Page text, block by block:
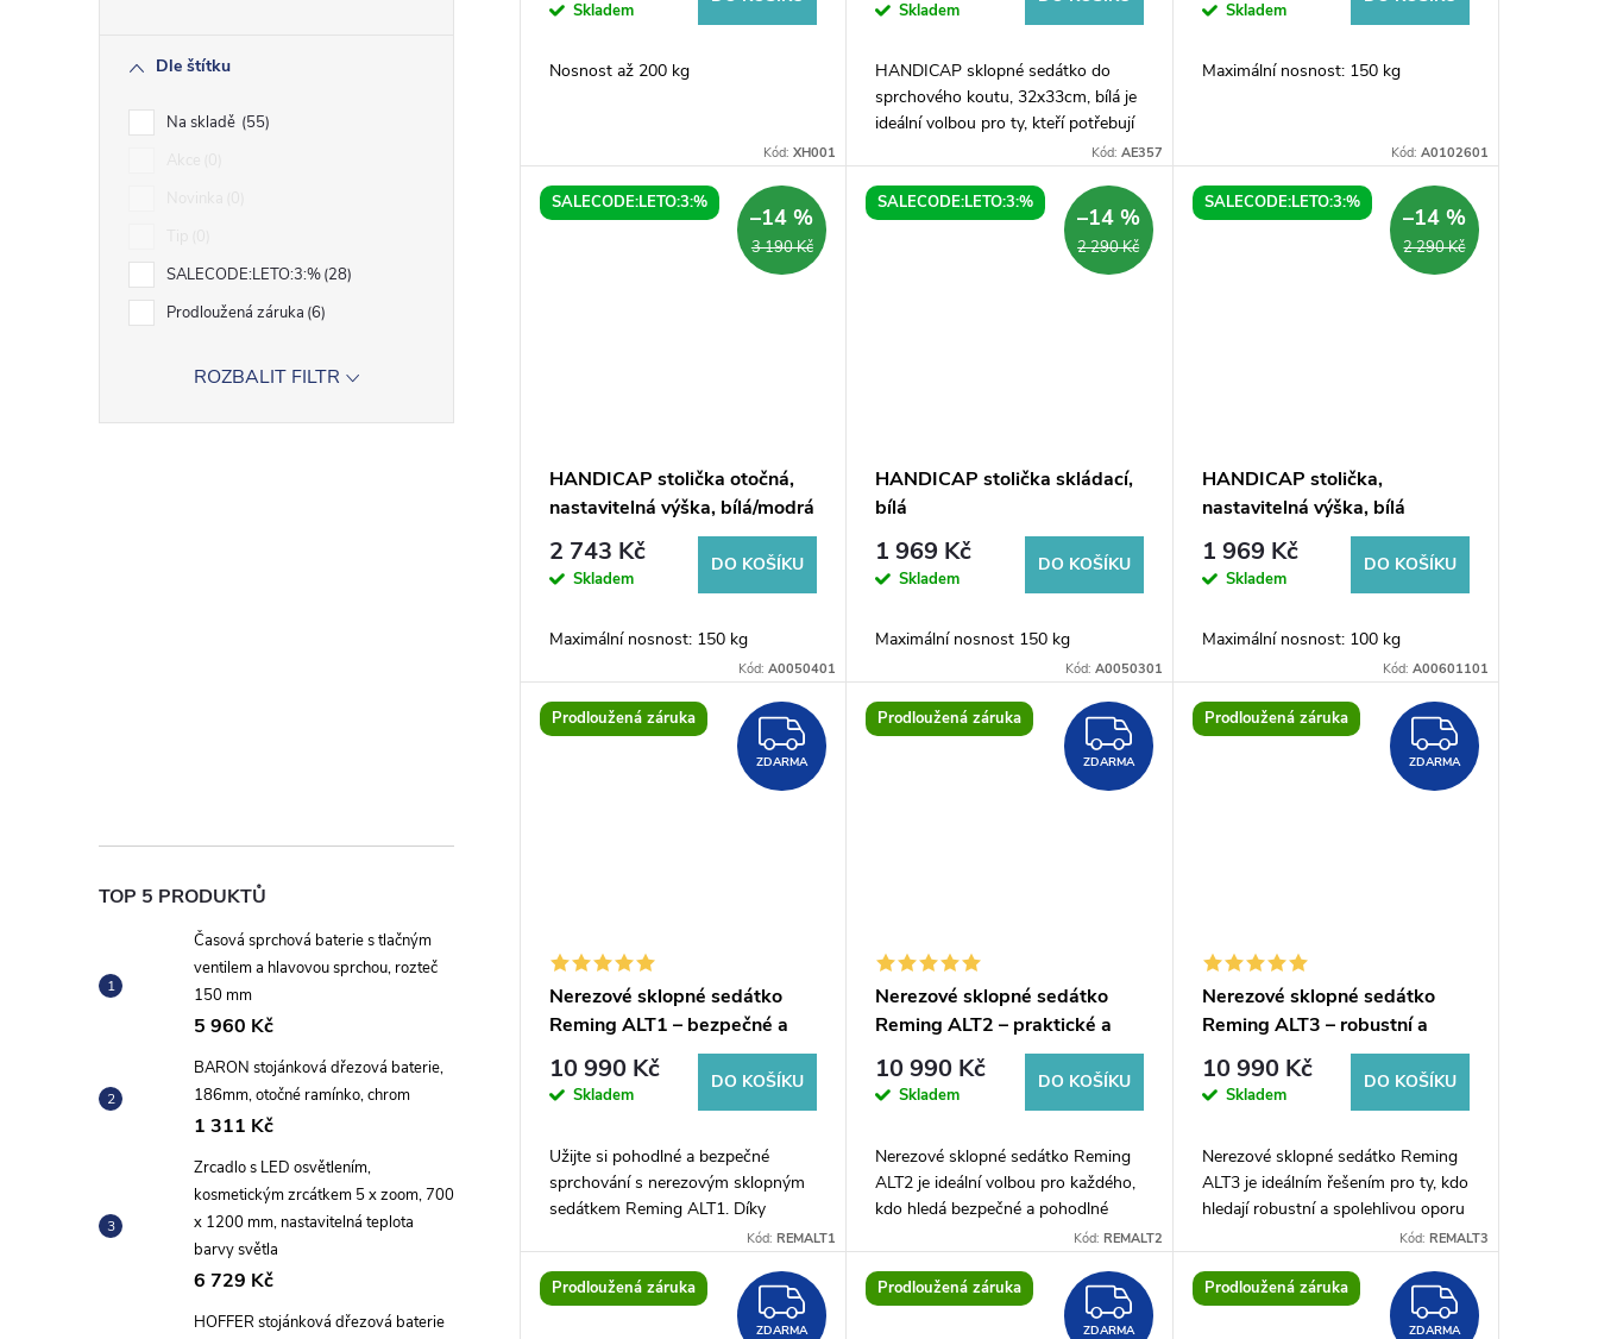
Dle štítku
Na skladě 55
SALECODE:LETO:3:% 28
Prodloužená záruka 6
ROZBALIT FILTR
TOP 5 PRODUKTŮ
Časová sprchová baterie s tlačným
ventilem a hlavovou sprchou, rozteč
150 mm
5 960 Kč
BARON stojánková dřezová baterie,
186mm, otočné ramínko, chrom
1 311 Kč
Zrcadlo s LED osvětlením,
kosmetickým zrcátkem 5 x zoom, 700
x 1200 mm, nastavitelná teplota
barvy světla
6 729 Kč
HOFFER stojánková dřezová baterie
Skladem
Nosnost až 200 kg
Kód:XH001
Skladem
HANDICAP sklopné sedátko do
sprchového koutu, 32x33cm, bílá je
ideální volbou pro ty, kteří potřebují
větší bezpečnost a pohodlí ve
sedátko je...
Kód: AE357
Skladem
Maximální nosnost: 150 kg
Kód: A0102601
SALECODE:LETO:3:%
3 190 Kč
–14 %
HANDICAP stolička otočná,
nastavitelná výška, bílá/modrá
2 743 Kč
Skladem
DO KOŠÍKU
Maximální nosnost: 150 kg
Kód:A0050401
SALECODE:LETO:3:%
2 290 Kč
–14 %
HANDICAP stolička skládací,
bílá
1 969 Kč
Skladem
DO KOŠÍKU
Maximální nosnost 150 kg
Kód: A0050301
SALECODE:LETO:3:%
2 290 Kč
–14 %
HANDICAP stolička,
nastavitelná výška, bílá
1 969 Kč
Skladem
DO KOŠÍKU
Maximální nosnost: 100 kg
Kód: A00601101
Prodloužená záruka ZDARMA
ZDARMA
Nerezové sklopné sedátko
Reming ALT1 – bezpečné a
komfortní sezení do sprchy
10 990 Kč
Skladem
DO KOŠÍKU
Užijte si pohodlné a bezpečné
sprchování s nerezovým sklopným
sedátkem Reming ALT1. Díky
nosnosti 200 kg poskytuje stabilní
osoby s omezenou...
Kód:REMALT1
Prodloužená záruka ZDARMA
ZDARMA
Nerezové sklopné sedátko
Reming ALT2 – praktické a
bezpečné sezení do sprchy
10 990 Kč
Skladem
DO KOŠÍKU
Nerezové sklopné sedátko Reming
ALT2 je ideální volbou pro každého,
kdo hledá bezpečné a pohodlné
sezení ve sprše. S nosností 200 kg
komfort....
Kód: REMALT2
Prodloužená záruka
ZDARMA
Nerezové sklopné sedátko
Reming ALT3 – robustní a
spolehlivé řešení do sprchy
10 990 Kč
Skladem
DO KOŠÍKU
Nerezové sklopné sedátko Reming
ALT3 je ideálním řešením pro ty, kdo
hledají robustní a spolehlivou oporu
při sprchování. S nosností 200 kg je
Kód: REMALT3
Prodloužená záruka ZDARMA
ZDARMA
Prodloužená záruka ZDARMA
ZDARMA
Prodloužená záruka
ZDARMA